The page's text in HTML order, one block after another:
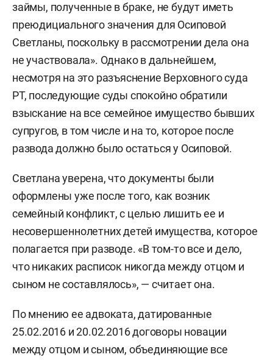
займы, полученные в браке, не будут иметь
преюдициального значения для Осиповой
Светланы, поскольку в рассмотрении дела она
не участвовала». Однако в дальнейшем,
несмотря на это разъяснение Верховного суда
РТ, последующие суды спокойно обратили
взыскание на все семейное имущество бывших
супругов, в том числе и на то, которое после
развода должно было остаться у Осиповой.
Светлана уверена, что документы были
оформлены уже после того, как возник
семейный конфликт, с целью лишить ее и
несовершеннолетних детей имущества, которое
полагается при разводе. «В том-то все и дело,
что никаких расписок никогда между отцом и
сыном не составлялось», — считает она.
По мнению ее адвоката, датированные
25.02.2016 и 20.02.2016 договоры новации
между отцом и сыном, объединяющие все